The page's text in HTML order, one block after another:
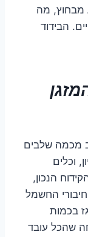
מבחוץ, מה
הבידוד
מכמה שלבים
וכלים
הנכון,
החשמל
בכמות
שהכל עובד